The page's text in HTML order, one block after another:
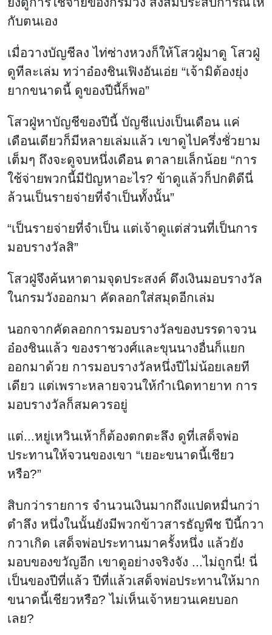
กับตนเอง
เมื่อวางบัญชีลง ไท่ซ่างหวงก็ให้โสวฝู่มาดู โสวฝู่
ดูทีละเล่ม ทว่าอ๋องชินเฟิงอันเอ่ย “เจ้ามิต้องยุ่ง
ยากขนาดนี้ ดูของปีนี้ก็พอ”
โสวฝู่หาบัญชีของปีนี้ บัญชีแบ่งเป็นเดือน แค่
เดือนเดียวก็มีหลายเล่มแล้ว เขาดูไปครึ่งชั่วยาม
เต็มๆ ถึงจะดูจบหนึ่งเดือน ตาลายเล็กน้อย “การ
ใช้จ่ายพวกนี้มีปัญหาอะไร? ข้าดูแล้วก็ปกติดีนี่
ล้วนเป็นรายจ่ายที่จำเป็นทั้งนั้น”
“เป็นรายจ่ายที่จำเป็น แต่เจ้าดูแต่ส่วนที่เป็นการ
มอบรางวัลสิ”
โสวฝู่จึงค้นหาตามจุดประสงค์ ดึงเงินมอบรางวัล
ในกรมวังออกมา คัดลอกใส่สมุดอีกเล่ม
นอกจากคัดลอกการมอบรางวัลของบรรดาจวน
อ๋องชินแล้ว ของราชวงศ์และขุนนางอื่นก็แยก
ออกมาด้วย การมอบรางวัลหนึ่งปีไม่น้อยเลยที
เดียว แต่เพราะหลายจวนให้กำเนิดทายาท การ
มอบรางวัลก็สมควรอยู่
แต่...หยู่เหวินเห้าก็ต้องตกตะลึง ดูที่เสด็จพ่อ
ประทานให้จวนของเขา “เยอะขนาดนี้เชียว
หรือ?”
สิบกว่ารายการ จำนวนเงินมากถึงแปดหมื่นกว่า
ตำลึง หนึ่งในนั้นยังมีพวกข้าวสารธัญพืช ปีนี้กวา
กวาเกิด เสด็จพ่อประทานมาครั้งหนึ่ง แล้วยัง
มอบของขวัญอีก เขาดูอย่างจริงจัง ...ไม่ถูกนี่! นี่
เป็นของปีที่แล้ว ปีที่แล้วเสด็จพ่อประทานให้มาก
ขนาดนี้เชียวหรือ? ไม่เห็นเจ้าหยวนเคยบอก
เลย?